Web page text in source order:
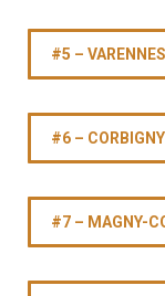
#5 –
#6 –
#7 – MAGNY-